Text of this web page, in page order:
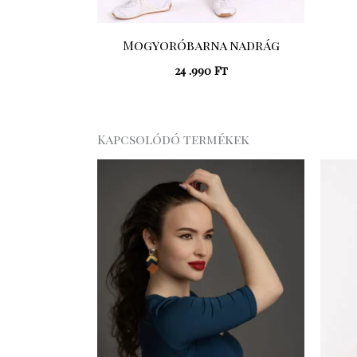
Mogyoróbarna nadrág
24 .990 Ft
Kapcsolódó termékek